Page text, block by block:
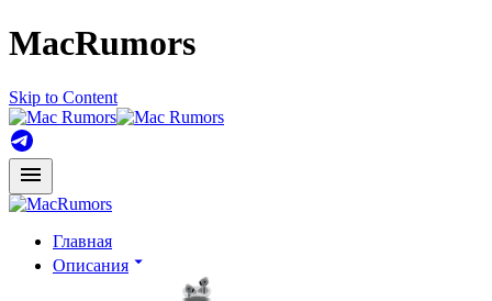
MacRumors
Skip to Content
Главная
Описания